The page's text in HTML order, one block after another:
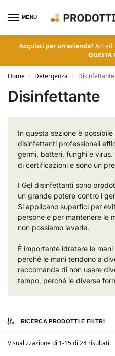
MENU
Acquisti per un’azienda?
QUESTA
Home / Detergenza / Disinfettante
Disinfettante
In questa sezione è
disinfettanti professionali
germi, batteri, funghi e
di certificazioni e sono un
I Gel disinfettanti sono
un grande potere contro i
Si applicano superfici per
persone e per mantenere le
non possiamo lavarle.
È importante idratare le
perché le mani tendono a
raccomanda di non usare
tempo, perché le diverse
RICERCA PRODOTTI E FILTRI
Visualizzazione di 1-15 di 24 risultati